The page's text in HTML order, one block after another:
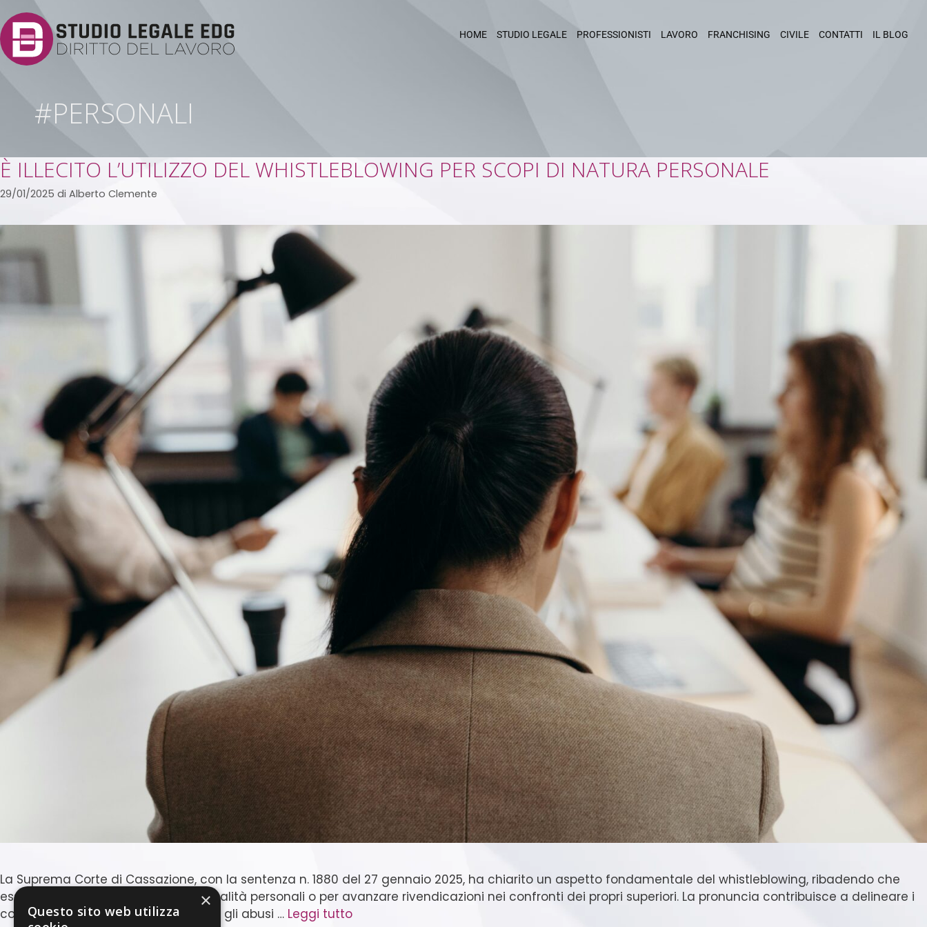
HOME STUDIO LEGALE PROFESSIONISTI LAVORO FRANCHISING CIVILE CONTATTI IL BLOG
#PERSONALI
È ILLECITO L’UTILIZZO DEL WHISTLEBLOWING PER SCOPI DI NATURA PERSONALE
29/01/2025 di Alberto Clemente
La Suprema Corte di Cassazione, con la sentenza n. 1880 del 27 gennaio 2025, ha chiarito un aspetto fondamentale del whistleblowing, ribadendo che
esso non può essere utilizzato per finalità personali o per avanzare rivendicazioni nei confronti dei propri superiori. La pronuncia contribuisce a delineare i
confini tra la tutela del segnalante e gli abusi … Leggi tutto
×
Questo sito web utilizza